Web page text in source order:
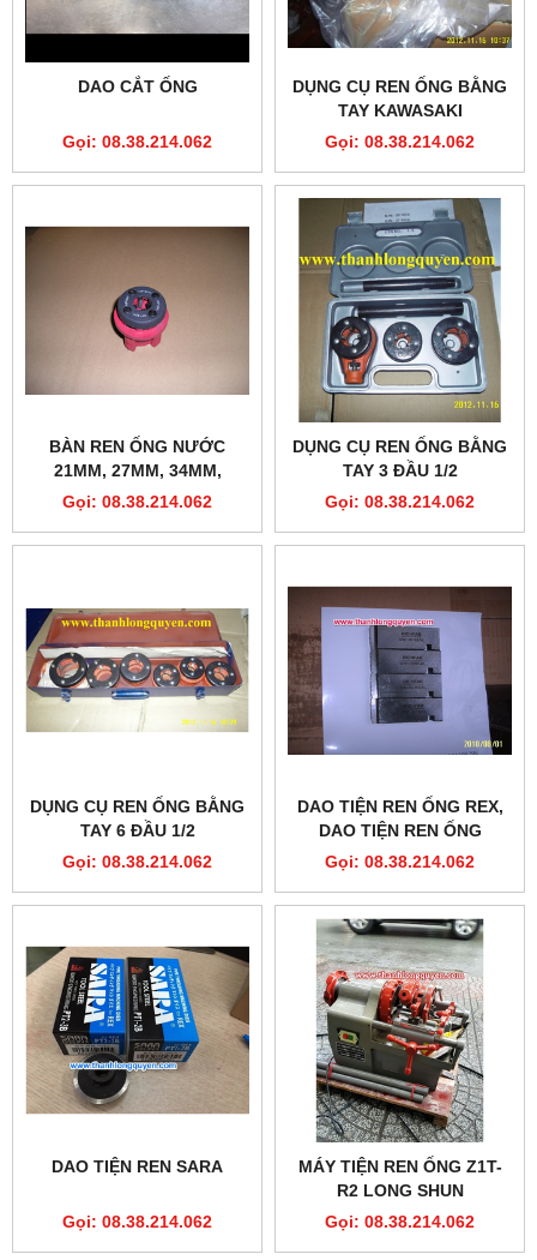
DAO CẮT ỐNG
Gọi: 08.38.214.062
DỤNG CỤ REN ỐNG BẰNG
TAY KAWASAKI
Gọi: 08.38.214.062
BÀN REN ỐNG NƯỚC
21MM, 27MM, 34MM,
42MM, 49MM, 60MM
Gọi: 08.38.214.062
DỤNG CỤ REN ỐNG BẰNG
TAY 3 ĐẦU 1/2
Gọi: 08.38.214.062
DỤNG CỤ REN ỐNG BẰNG
TAY 6 ĐẦU 1/2
Gọi: 08.38.214.062
DAO TIỆN REN ỐNG REX,
DAO TIỆN REN ỐNG
ASADA, DAO TIỆN REN
Gọi: 08.38.214.062
DAO TIỆN REN SARA
Gọi: 08.38.214.062
MÁY TIỆN REN ỐNG Z1T-
R2 LONG SHUN
Gọi: 08.38.214.062